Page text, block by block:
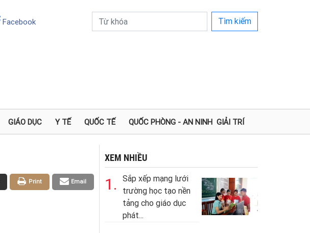
Facebook Tìm kiếm
GIÁO DỤC Y TẾ QUỐC TẾ QUỐC PHÒNG - AN NINH GIẢI TRÍ
Email
Print
XEM NHIỀU
1.
Sắp xếp mạng lưới
trường học tạo nền
tảng cho giáo dục
phát...